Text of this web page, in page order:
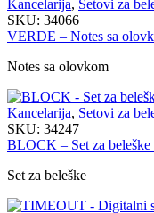
Kancelarija, Setovi za
SKU: 34066
VERDE – Notes sa
Notes sa olovkom
Kancelarija, Setovi za
SKU: 34247
BLOCK – Set za beleške
Set za beleške